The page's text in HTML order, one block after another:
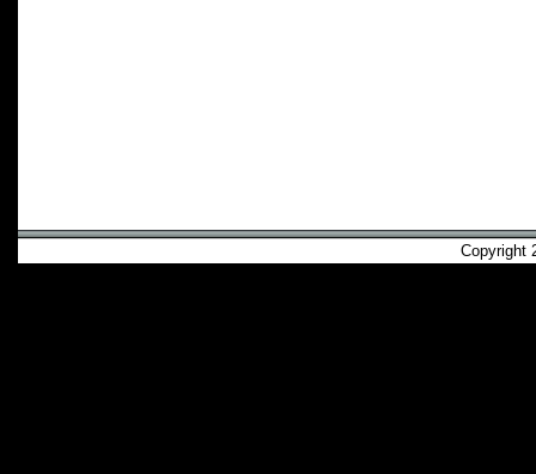
Copyright